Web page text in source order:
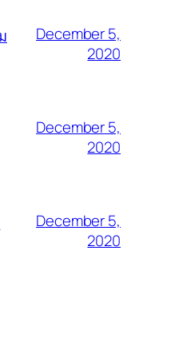
December 5,
2020
December 5,
2020
December 5,
2020